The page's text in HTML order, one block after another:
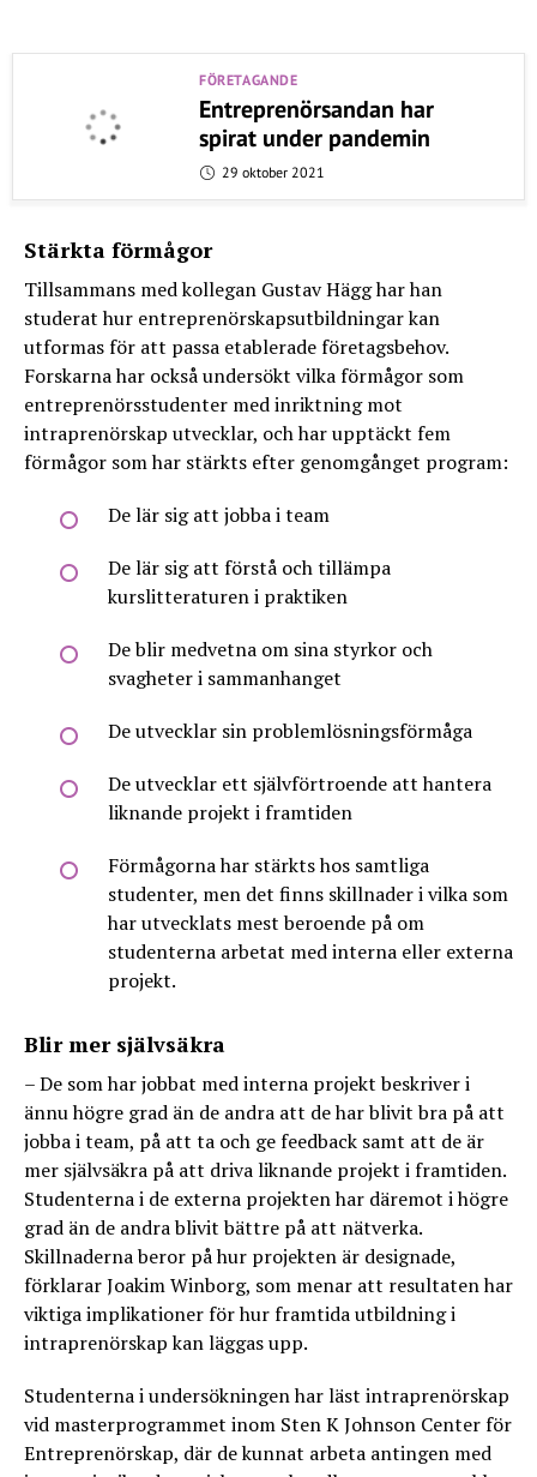
FÖRETAGANDE
Entreprenörsandan har
spirat under pandemin
29 oktober 2021
Stärkta förmågor
Tillsammans med kollegan Gustav Hägg har han
studerat hur entreprenörskapsutbildningar kan
utformas för att passa etablerade företagsbehov.
Forskarna har också undersökt vilka förmågor som
entreprenörsstudenter med inriktning mot
intraprenörskap utvecklar, och har upptäckt fem
förmågor som har stärkts efter genomgånget program:
De lär sig att jobba i team
De lär sig att förstå och tillämpa
kurslitteraturen i praktiken
De blir medvetna om sina styrkor och
svagheter i sammanhanget
De utvecklar sin problemlösningsförmåga
De utvecklar ett självförtroende att hantera
liknande projekt i framtiden
Förmågorna har stärkts hos samtliga
studenter, men det finns skillnader i vilka som
har utvecklats mest beroende på om
studenterna arbetat med interna eller externa
projekt.
Blir mer självsäkra
– De som har jobbat med interna projekt beskriver i
ännu högre grad än de andra att de har blivit bra på att
jobba i team, på att ta och ge feedback samt att de är
mer självsäkra på att driva liknande projekt i framtiden.
Studenterna i de externa projekten har däremot i högre
grad än de andra blivit bättre på att nätverka.
Skillnaderna beror på hur projekten är designade,
förklarar Joakim Winborg, som menar att resultaten har
viktiga implikationer för hur framtida utbildning i
intraprenörskap kan läggas upp.
Studenterna i undersökningen har läst intraprenörskap
vid masterprogrammet inom Sten K Johnson Center för
Entreprenörskap, där de kunnat arbeta antingen med